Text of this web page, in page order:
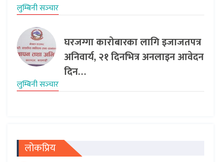
लुम्बिनी सञ्‍चार
घरजग्गा कारोबारका लागि इजाजतपत्र
अनिवार्य, २१ दिनभित्र अनलाइन आवेदन
दिन…
लुम्बिनी सञ्‍चार
लोकप्रिय